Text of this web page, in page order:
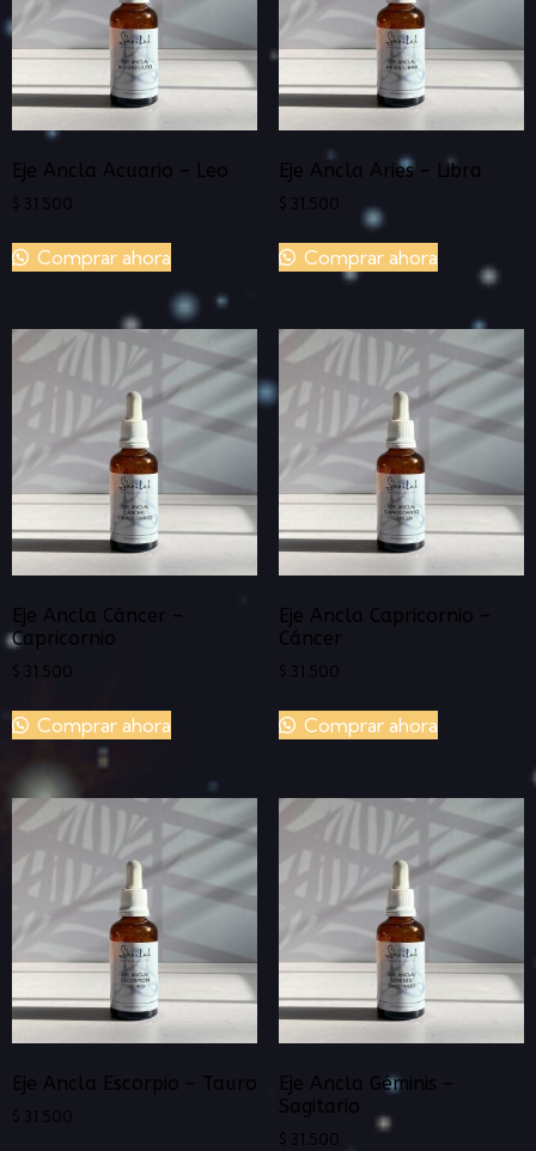
Eje Ancla Acuario – Leo
$ 31.500
Comprar ahora
Eje Ancla Aries – Libra
$ 31.500
Comprar ahora
Eje Ancla Cáncer –
Capricornio
$ 31.500
Comprar ahora
Eje Ancla Capricornio –
Cáncer
$ 31.500
Comprar ahora
Eje Ancla Escorpio – Tauro
$ 31.500
Eje Ancla Géminis –
Sagitario
$ 31.500